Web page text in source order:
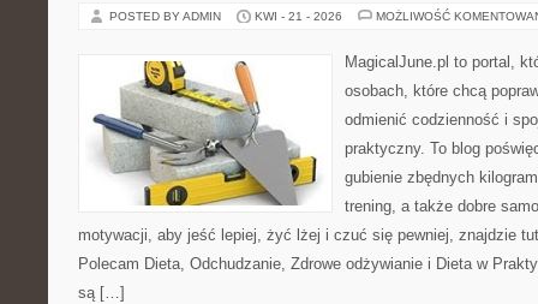
POSTED BY ADMIN KWI - 21 - 2026 MOŻLIWOŚĆ
MagicalJune.pl to portal,
osobach, które chcą
odmienić codzienność i
praktyczny. To blog
gubienie zbędnych
trening, a także dobre
motywacji, aby jeść lepiej, żyć lżej i czuć się pewniej, znajdzie
Polecam Dieta, Odchudzanie, Zdrowe odżywianie i Dieta w
są […]